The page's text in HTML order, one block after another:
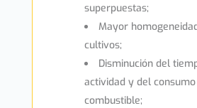
superpuestas;
Mayor
cultivos;
Disminución del
actividad y del
combustible;